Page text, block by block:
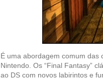
É uma abordagem comum das
Nintendo. Os “Final Fantasy”
ao DS com novos labirintos e